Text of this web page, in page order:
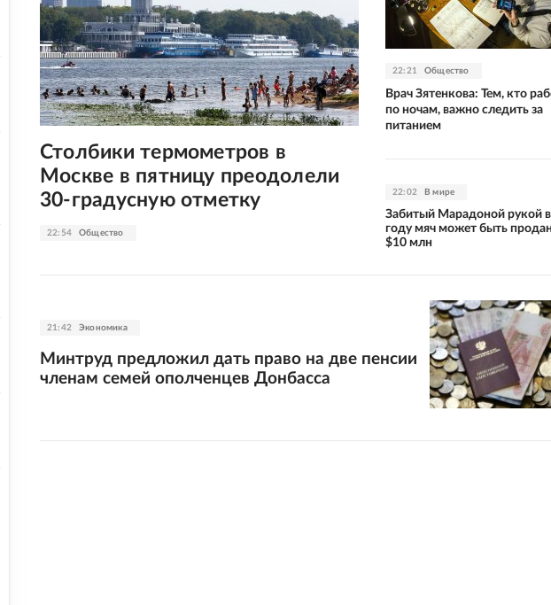
22:54 Общество
Столбики термометров в
Москве в пятницу преодолели
30-градусную отметку
22:21 Общество
Врач Зятенкова: Тем, кто
по ночам, важно следить за
питанием
22:02 В мире
Забитый Марадоной рукой
году мяч может быть
$10 млн
21:42 Экономика
Минтруд предложил дать право на две пенсии
членам семей ополченцев Донбасса